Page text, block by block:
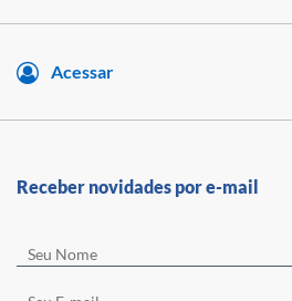
Acessar
Receber novidades por e-mail